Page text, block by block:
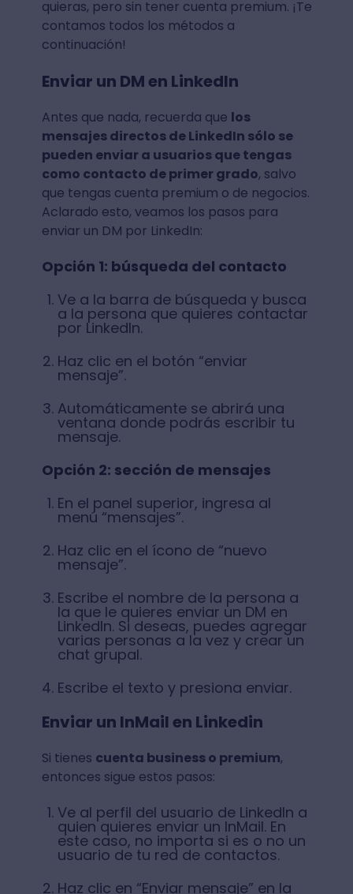
quieras, pero sin tener cuenta premium. ¡Te
contamos todos los métodos a
continuación!
Enviar un DM en LinkedIn
Antes que nada, recuerda que los
mensajes directos de LinkedIn sólo se
pueden enviar a usuarios que tengas
como contacto de primer grado, salvo
que tengas cuenta premium o de negocios.
Aclarado esto, veamos los pasos para
enviar un DM por LinkedIn:
Opción 1: búsqueda del contacto
Ve a la barra de búsqueda y busca
a la persona que quieres contactar
por LinkedIn.
Haz clic en el botón “enviar
mensaje”.
Automáticamente se abrirá una
ventana donde podrás escribir tu
mensaje.
Opción 2: sección de mensajes
En el panel superior, ingresa al
menú “mensajes”.
Haz clic en el ícono de “nuevo
mensaje”.
Escribe el nombre de la persona a
la que le quieres enviar un DM en
LinkedIn. Si deseas, puedes agregar
varias personas a la vez y crear un
chat grupal.
Escribe el texto y presiona enviar.
Enviar un InMail en Linkedin
Si tienes cuenta business o premium,
entonces sigue estos pasos:
Ve al perfil del usuario de LinkedIn a
quien quieres enviar un InMail. En
este caso, no importa si es o no un
usuario de tu red de contactos.
Haz clic en “Enviar mensaje” en la